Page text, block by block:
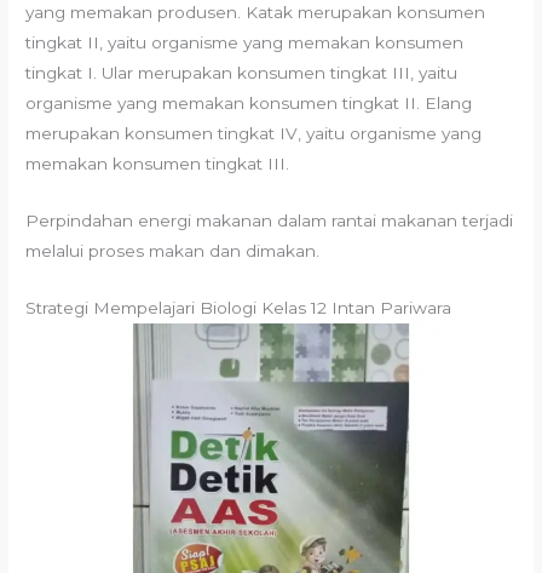
yang memakan produsen. Katak merupakan konsumen
tingkat II, yaitu organisme yang memakan konsumen
tingkat I. Ular merupakan konsumen tingkat III, yaitu
organisme yang memakan konsumen tingkat II. Elang
merupakan konsumen tingkat IV, yaitu organisme yang
memakan konsumen tingkat III.
Perpindahan energi makanan dalam rantai makanan terjadi
melalui proses makan dan dimakan.
Strategi Mempelajari Biologi Kelas 12 Intan Pariwara